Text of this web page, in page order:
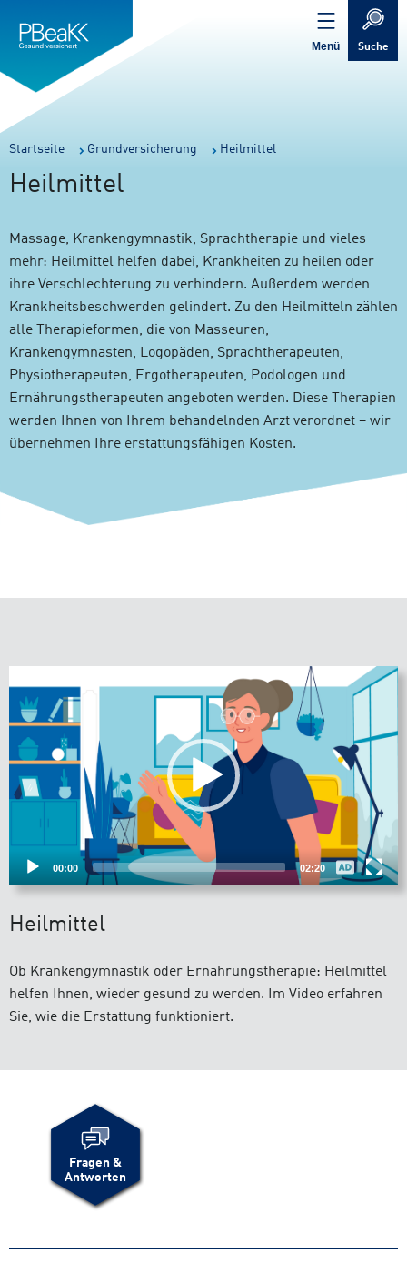
springen
springen
Verweis
zur
Menü Suche
Sie
sind
hier:
Startseite Grundversicherung Heilmittel
Heilmittel
Massage, Krankengymnastik, Sprachtherapie und vieles
mehr: Heilmittel helfen dabei, Krankheiten zu heilen oder
ihre Verschlechterung zu verhindern. Außerdem werden
Krankheitsbeschwerden gelindert. Zu den Heilmitteln zählen
alle Therapieformen, die von Masseuren,
Krankengymnasten, Logopäden, Sprachtherapeuten,
Physiotherapeuten, Ergotherapeuten, Podologen und
Ernährungstherapeuten angeboten werden. Diese Therapien
werden Ihnen von Ihrem behandelnden Arzt verordnet – wir
übernehmen Ihre erstattungsfähigen Kosten.
Player
00:00 02:20
Heilmittel
Ob Krankengymnastik oder Ernährungstherapie: Heilmittel
helfen Ihnen, wieder gesund zu werden. Im Video erfahren
Sie, wie die Erstattung funktioniert.
Fragen &
Antworten